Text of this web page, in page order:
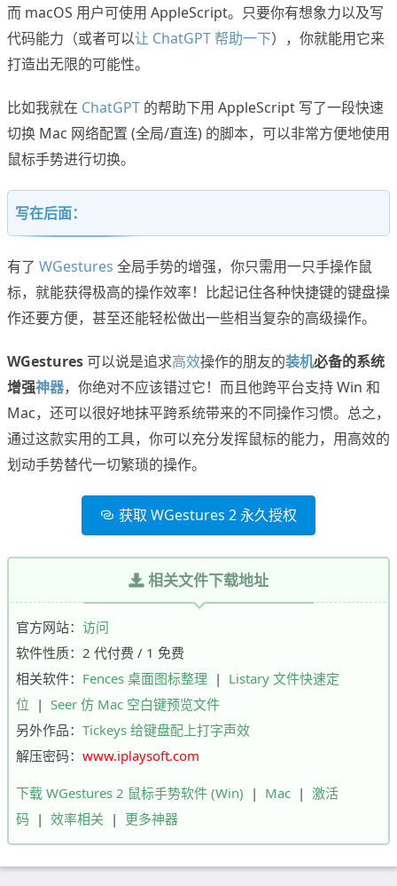
而 macOS 用户可使用 AppleScript。只要你有想象力以及写
代码能力（或者可以让 ChatGPT 帮助一下），你就能用它来
打造出无限的可能性。
比如我就在 ChatGPT 的帮助下用 AppleScript 写了一段快速
切换 Mac 网络配置 (全局/直连) 的脚本，可以非常方便地使用
鼠标手势进行切换。
写在后面：
有了 WGestures 全局手势的增强，你只需用一只手操作鼠
标，就能获得极高的操作效率！比起记住各种快捷键的键盘操
作还要方便，甚至还能轻松做出一些相当复杂的高级操作。
WGestures 可以说是追求高效操作的朋友的装机必备的系统
增强神器，你绝对不应该错过它！而且他跨平台支持 Win 和
Mac，还可以很好地抹平跨系统带来的不同操作习惯。总之，
通过这款实用的工具，你可以充分发挥鼠标的能力，用高效的
划动手势替代一切繁琐的操作。
获取 WGestures 2 永久授权
相关文件下载地址
官方网站： 访问
软件性质：2 代付费 / 1 免费
相关软件： Fences 桌面图标整理 | Listary 文件快速定
位 | Seer 仿 Mac 空白键预览文件
另外作品： Tickeys 给键盘配上打字声效
解压密码： www.iplaysoft.com
下载 WGestures 2 鼠标手势软件 (Win) | Mac | 激活
码 | 效率相关 | 更多神器